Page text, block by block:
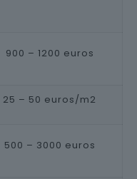
900 – 1200 euros
25 – 50 euros/m2
500 – 3000 euros